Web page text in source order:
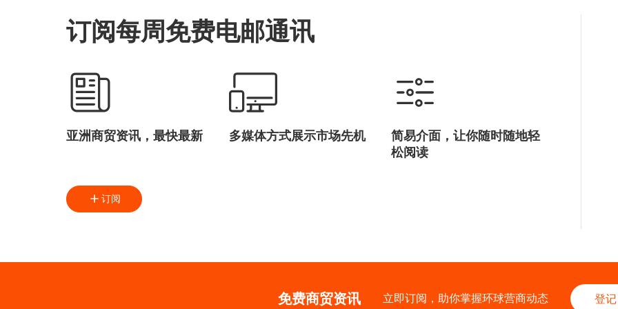
订阅每周免费电邮通讯
亚洲商贸资讯，最快最新 多媒体方式展示市场先机
简易介面，让你随时随地轻
松阅读
订阅
免费商贸资讯 立即订阅，助你掌握环球营商动态 登记